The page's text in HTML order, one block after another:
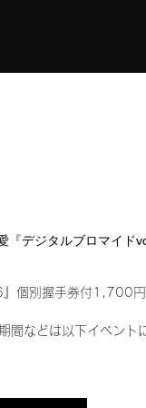
『デジタルブロマイド
』個別握手券付1,700
間などは以下イベント